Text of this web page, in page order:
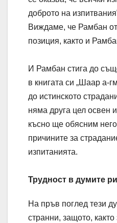
доброто на
Виждаме, че Рамбан
позиция, както и
И Рамбан стига до
в книгата си „Шаар а-
до истинското
няма друга цел освен
късно ще обясним
причините за
изпитанията.
Трудност в думите
На пръв поглед тези
странни, защото,